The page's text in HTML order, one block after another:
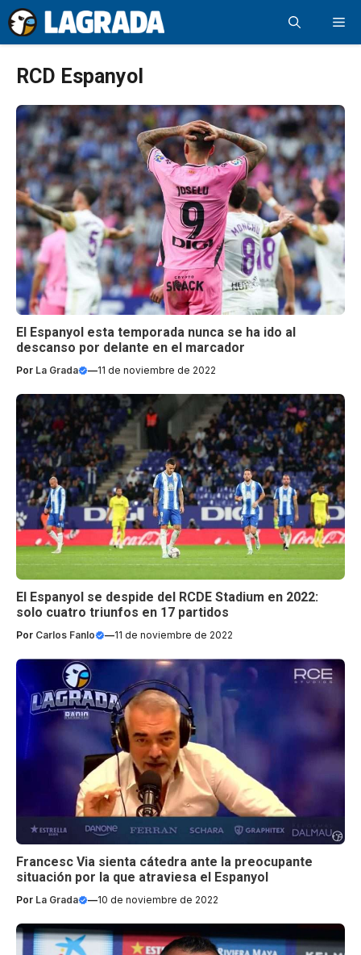
Saltar
al
contenido
RCD Espanyol
El Espanyol esta temporada nunca se ha ido al
descanso por delante en el marcador
Por La Grada —11 de noviembre de 2022
El Espanyol se despide del RCDE Stadium en 2022:
solo cuatro triunfos en 17 partidos
Por Carlos Fanlo —11 de noviembre de 2022
Francesc Via sienta cátedra ante la preocupante
situación por la que atraviesa el Espanyol
Por La Grada —10 de noviembre de 2022